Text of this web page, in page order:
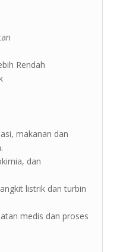
Rendah
makanan dan
dan
listrik dan turbin
medis dan proses